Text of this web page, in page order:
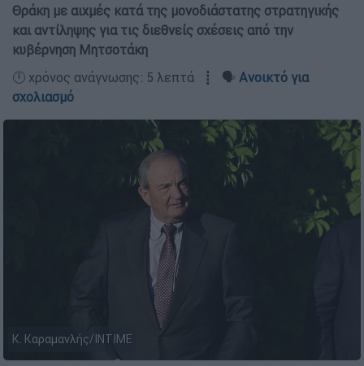
Θράκη με αιχμές κατά της μονοδιάστατης στρατηγικής
και αντίληψης για τις διεθνείς σχέσεις από την
κυβέρνηση Μητσοτάκη
🕛 χρόνος ανάγνωσης: 5 λεπτά ┋ 🗣️ Ανοικτό για
σχολιασμό
Κ. Καραμανλής/ΙΝΤΙΜΕ